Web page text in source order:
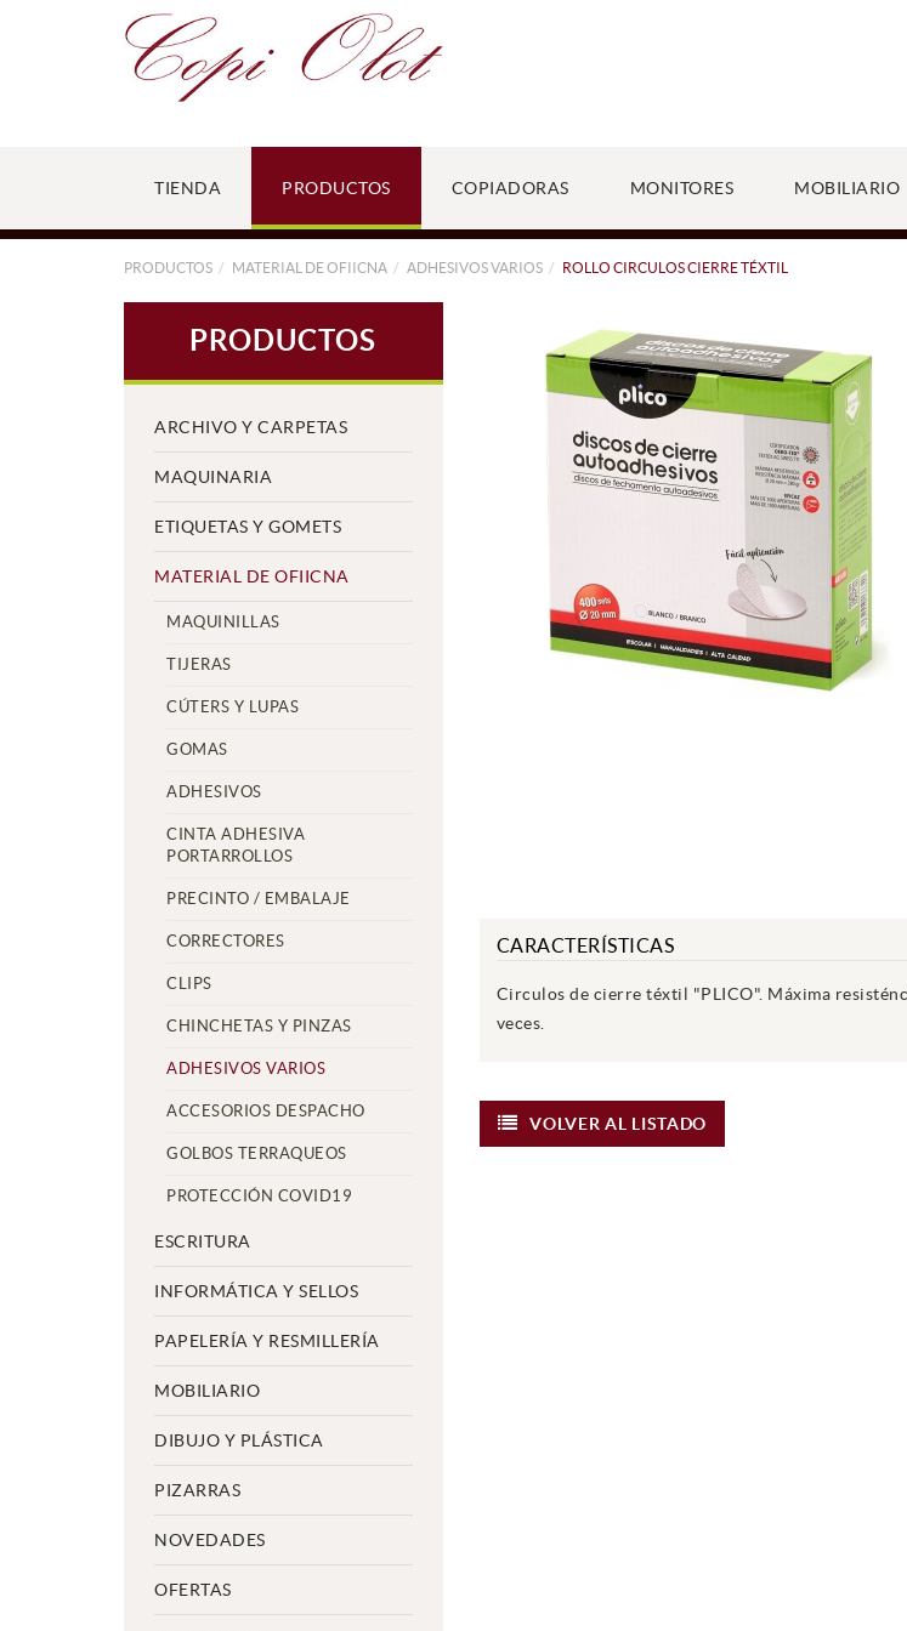
TIENDA PRODUCTOS COPIADORAS MONITORES MOBILIARIO
PRODUCTOS MATERIAL DE OFIICNA ADHESIVOS VARIOS ROLLO CIRCULOS CIERRE TÉXTIL
PRODUCTOS
ARCHIVO Y CARPETAS
MAQUINARIA
ETIQUETAS Y GOMETS
MATERIAL DE OFIICNA
MAQUINILLAS
TIJERAS
CÚTERS Y LUPAS
GOMAS
ADHESIVOS
CINTA ADHESIVA
PORTARROLLOS
PRECINTO / EMBALAJE
CORRECTORES
CLIPS
CHINCHETAS Y PINZAS
ADHESIVOS VARIOS
ACCESORIOS DESPACHO
GOLBOS TERRAQUEOS
PROTECCIÓN COVID19
ESCRITURA
INFORMÁTICA Y SELLOS
PAPELERÍA Y RESMILLERÍA
MOBILIARIO
DIBUJO Y PLÁSTICA
PIZARRAS
NOVEDADES
OFERTAS
CARACTERÍSTICAS
Circulos de cierre téxtil "PLICO". Máxima
veces.
VOLVER AL LISTADO